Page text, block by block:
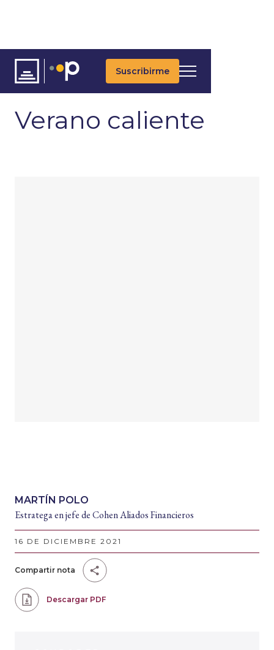
Suscribirme
ARTÍCULOS
Verano caliente
MARTÍN POLO
Estratega en jefe de Cohen Aliados Financieros
16 DE DICIEMBRE 2021
Compartir nota
Descargar PDF